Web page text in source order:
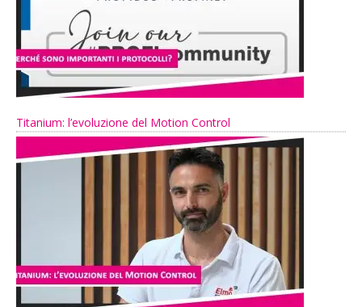
Titanium: l’evoluzione del Motion Control